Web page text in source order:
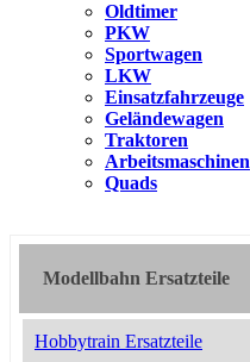
Oldtimer
PKW
Sportwagen
LKW
Einsatzfahrzeuge
Geländewagen
Traktoren
Arbeitsmaschinen
Quads
Modellbahn Ersatzteile
Hobbytrain Ersatzteile